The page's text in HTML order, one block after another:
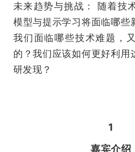
未来趋势与挑战： 随着技
模型与提示学习将面临哪些
我们面临哪些技术难题，
的？我们应该如何更好利用
研发现？
1
嘉宾介绍